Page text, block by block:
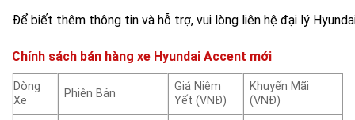
Để biết thêm thông tin và hỗ trợ, vui lòng liên hệ đại lý
Chính sách bán hàng xe Hyundai Accent mới
Dòng
Xe
Phiên Bản
Giá Niêm
Yết (VNĐ)
Khuyến Mãi
(VNĐ)